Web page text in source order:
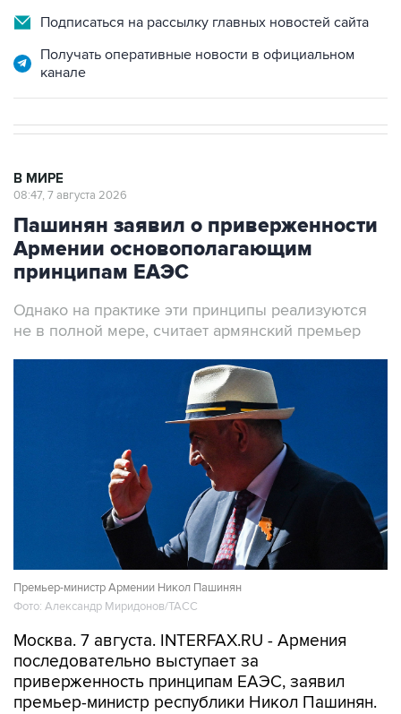
Подписаться на рассылку главных новостей сайта
Получать оперативные новости в официальном
канале
В МИРЕ
08:47, 7 августа 2026
Пашинян заявил о приверженности
Армении основополагающим
принципам ЕАЭС
Однако на практике эти принципы реализуются
не в полной мере, считает армянский премьер
Премьер-министр Армении Никол Пашинян
Фото: Александр Миридонов/ТАСС
Москва. 7 августа. INTERFAX.RU - Армения
последовательно выступает за
приверженность принципам ЕАЭС, заявил
премьер-министр республики Никол Пашинян.